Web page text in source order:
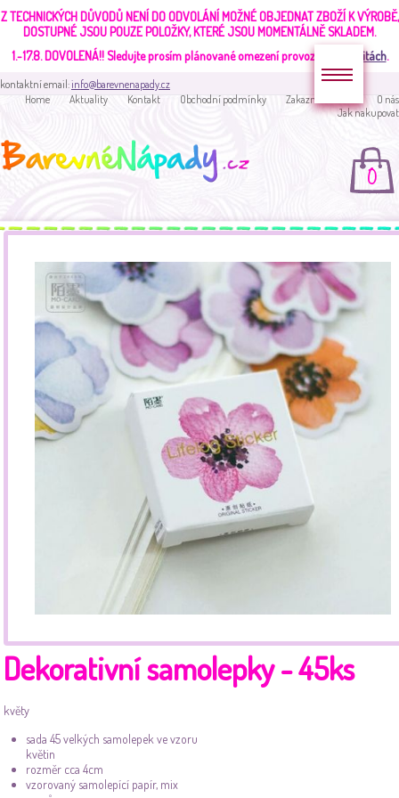
Z TECHNICKÝCH DŮVODŮ NENÍ DO ODVOLÁNÍ MOŽNÉ OBJEDNAT ZBOŽÍ K VÝROBĚ,
DOSTUPNÉ JSOU POUZE POLOŽKY, KTERÉ JSOU MOMENTÁLNĚ SKLADEM.
1.-17.8. DOVOLENÁ!!Sledujte prosím plánované omezení provozu v aktualitách.
kontaktní email:info@barevnenapady.cz
Home
Aktuality Kontakt Obchodní podmínky Zakaznická sekce
O nás
Jak nakupovat
0
Dekorativní samolepky - 45ks
květy
sada 45 velkých samolepek ve vzoru
květin
rozměr cca 4cm
vzorovaný samolepící papír, mix